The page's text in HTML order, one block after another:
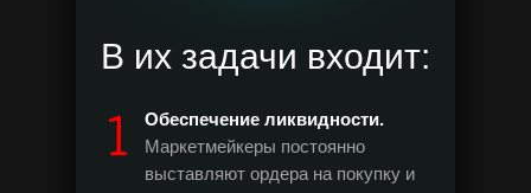
В их задачи входит:
Обеспечение ликвидности.
Маркетмейкеры постоянно
выставляют ордера на покупку и